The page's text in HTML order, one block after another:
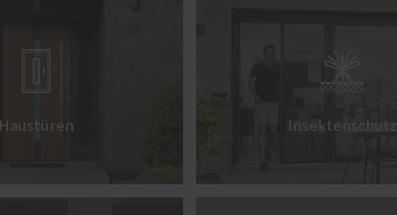

Haustüren

Insektenschutz